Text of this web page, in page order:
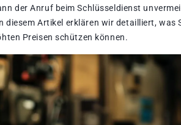
der Anruf beim Schlüsseldienst
Artikel erklären wir detailliert, was
Preisen schützen können.